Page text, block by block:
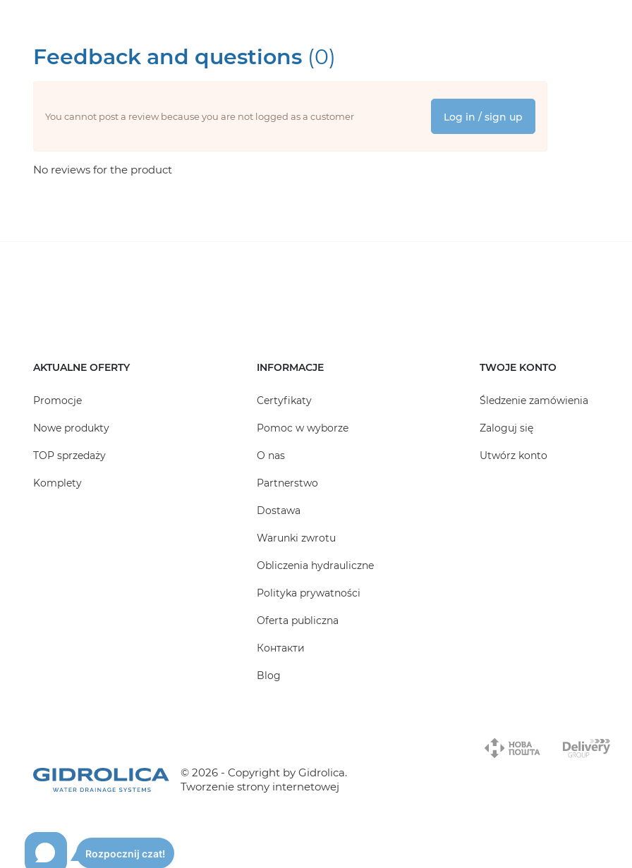
Feedback and questions (0)
You cannot post a review because you are not logged as a customer Log in / sign up
No reviews for the product
AKTUALNE OFERTY
Promocje
Nowe produkty
TOP sprzedaży
Komplety
INFORMACJE
Certyfikaty
Pomoc w wyborze
O nas
Partnerstwo
Dostawa
Warunki zwrotu
Obliczenia hydrauliczne
Polityka prywatności
Oferta publiczna
Контакти
Blog
TWOJE KONTO
Śledzenie zamówienia
Zaloguj się
Utwórz konto
© 2026 - Copyright by Gidrolica.
Tworzenie strony internetowej